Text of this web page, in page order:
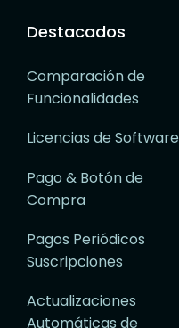
Destacados
Comparación de
Funcionalidades
Licencias de Software
Pago & Botón de
Compra
Pagos Periódicos
Suscripciones
Actualizaciones
Automáticas de